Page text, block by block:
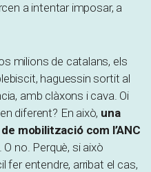
a intentar imposar, a
milions de catalans, els
haguessin sortit al
amb clàxons i cava. Oi
diferent? En això, una
mobilització com l’ANC
. O no. Perquè, si això
fer entendre, arribat el cas,